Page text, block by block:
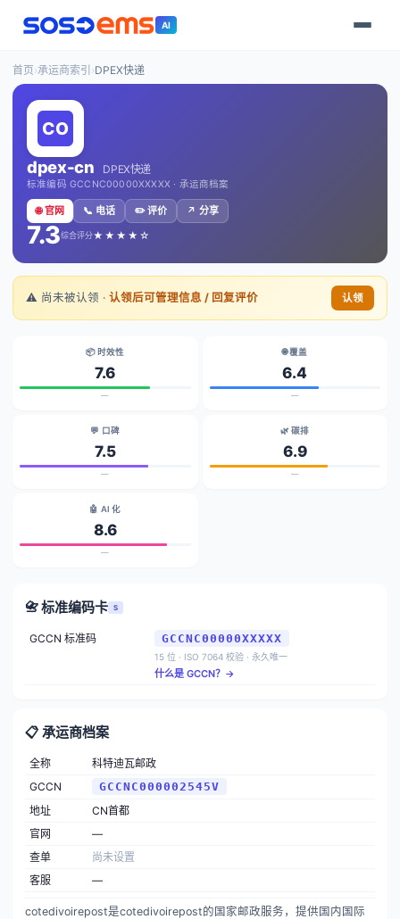
AI
首页›承运商索引 ›DPEX快递
dpex-cn DPEX快递
标准编码 GCCNC00000XXXXX · 承运商档案
🌐 官网 📞 电话 ✏️ 评价 ↗️ 分享
7.3综合评分★★★★☆
⚠️ 尚未被认领 · 认领后可管理信息 / 回复评价 认领
📦 时效性
7.6
—
🌐 覆盖
6.4
—
💬 口碑
7.5
—
🌿 碳排
6.9
—
🤖 AI 化
8.6
—
📇 标准编码卡 S
GCCN 标准码 GCCNC00000XXXXX
15 位 · ISO 7064 校验 · 永久唯一
什么是 GCCN？→
📋 承运商档案
全称
科特迪瓦邮政
GCCN
GCCNC000002545V
地址
CN首都
官网
—
查单
尚未设置
客服
—
cotedivoirepost是cotedivoirepost的国家邮政服务，提供国内国际